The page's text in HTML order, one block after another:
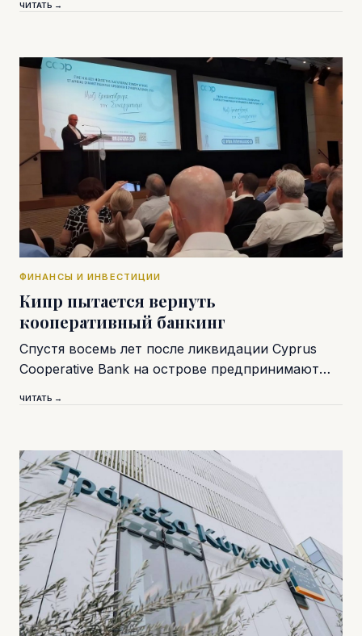
ЧИТАТЬ →
ФИНАНСЫ И ИНВЕСТИЦИИ
Кипр пытается вернуть
кооперативный банкинг
Спустя восемь лет после ликвидации Cyprus
Cooperative Bank на острове предпринимают…
ЧИТАТЬ →